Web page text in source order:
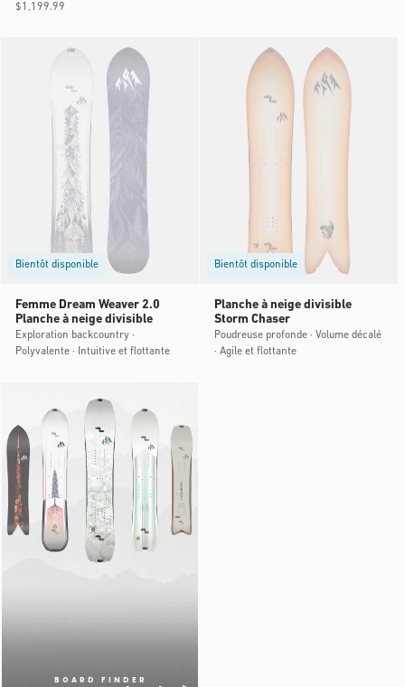
Prix
$1,199.99
Bientôt disponible
Femme Dream Weaver 2.0
Planche à neige divisible
Exploration backcountry ·
Polyvalente · Intuitive et flottante
Bientôt disponible
Planche à neige divisible
Storm Chaser
Poudreuse profonde · Volume décalé
· Agile et flottante
BOARD FINDER